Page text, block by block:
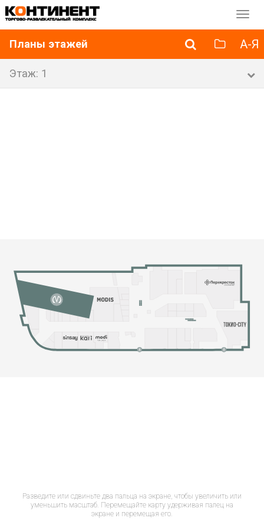
Планы этажей А-Я
Этаж: 1
Разведите или сдвиньте два пальца на экране, чтобы увеличить или
уменьшить масштаб. Перемещайте карту удерживая палец на
экране и перемещая его.